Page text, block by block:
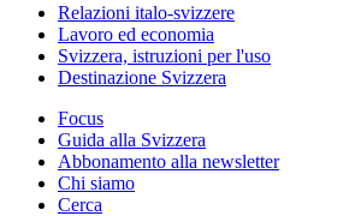
Relazioni italo-svizzere
Lavoro ed economia
Svizzera, istruzioni per l'uso
Destinazione Svizzera
Focus
Guida alla Svizzera
Abbonamento alla newsletter
Chi siamo
Cerca